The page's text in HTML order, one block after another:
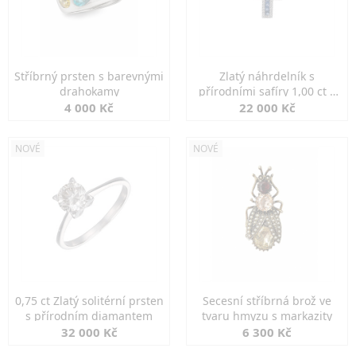
Stříbrný prsten s barevnými
drahokamy
4 000 Kč
Zlatý náhrdelník s
přírodními safíry 1,00 ct a
diamanty
22 000 Kč
NOVÉ
0,75 ct Zlatý solitérní prsten
s přírodním diamantem
32 000 Kč
NOVÉ
Secesní stříbrná brož ve
tvaru hmyzu s markazity
6 300 Kč